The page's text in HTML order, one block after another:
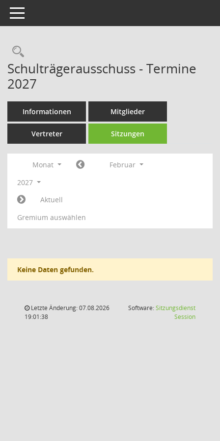
Toggle navigation
Rechercheauswahl
Schulträgerausschuss - Termine
2027
Informationen Mitglieder
Vertreter Sitzungen
Monat
Februar
2027
Aktuell
Gremium auswählen
Keine Daten gefunden.
Letzte Änderung: 07.08.2026
19:01:38
Software:Sitzungsdienst
Session(Wird in